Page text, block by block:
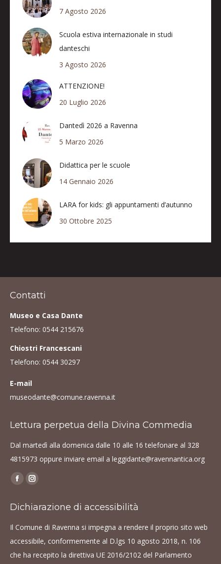
7 Agosto 2026
Scuola estiva internazionale in studi
danteschi
3 Agosto 2026
ATTENZIONE!
20 Luglio 2026
Dantedì 2026 a Ravenna
5 Marzo 2026
Didattica per le scuole
14 Gennaio 2026
LARA for kids: gli appuntamenti d’autunno
30 Ottobre 2025
Contatti
Museo e Casa Dante
Telefono: 0544 215676
Chiostri Francescani
Telefono: 0544 30297
E-mail
museodante@comune.ravenna.it
Lettura perpetua della Divina Commedia
Dal martedì alla domenica dalle 10 alle 16 telefonare al 328
4815973 oppure inviare email a leggidante@ravennantica.org
Find us on:
Facebook
opens
Instagram
opens
Dichiarazione di accessibilità
Il Comune di Ravenna si impegna a rendere il proprio sito web
accessibile, conformemente al D.lgs 10 agosto 2018, n. 106
che ha recepito la direttiva UE 2016/2102 del Parlamento